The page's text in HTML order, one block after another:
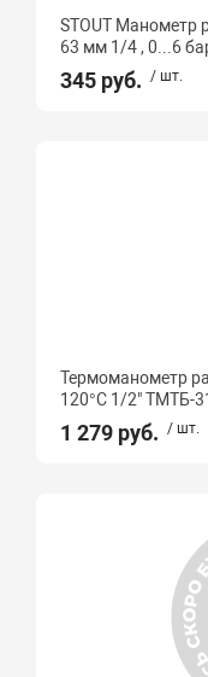
STOUT Манометр
63 мм 1/4 , 0...6
345 руб. / шт.
Термоманометр
120°C 1/2" ТМТБ-
1 279 руб. / шт.